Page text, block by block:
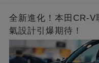
全新進化！本田CR-
氣設計引爆期待！